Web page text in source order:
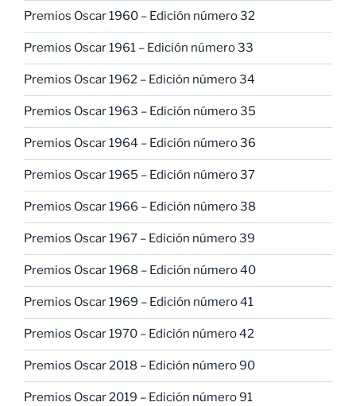
Premios Oscar 1960 – Edición número 32
Premios Oscar 1961 – Edición número 33
Premios Oscar 1962 – Edición número 34
Premios Oscar 1963 – Edición número 35
Premios Oscar 1964 – Edición número 36
Premios Oscar 1965 – Edición número 37
Premios Oscar 1966 – Edición número 38
Premios Oscar 1967 – Edición número 39
Premios Oscar 1968 – Edición número 40
Premios Oscar 1969 – Edición número 41
Premios Oscar 1970 – Edición número 42
Premios Oscar 2018 – Edición número 90
Premios Oscar 2019 – Edición número 91